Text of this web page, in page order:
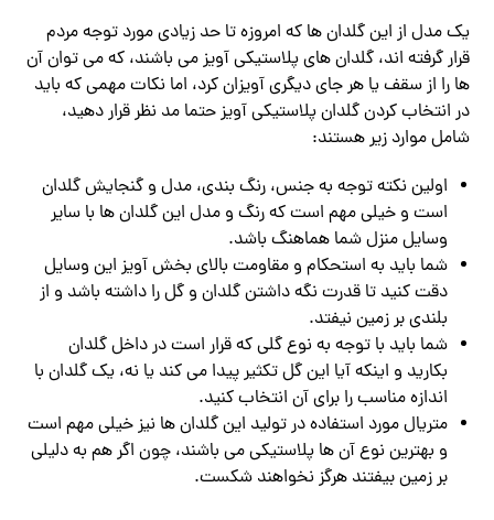
یک مدل از این گلدان ها که امروزه تا حد زیادی مورد توجه مردم
قرار گرفته اند، گلدان های پلاستیکی آویز می باشند، که می توان آن
ها را از سقف یا هر جای دیگری آویزان کرد، اما نکات مهمی که باید
در انتخاب کردن گلدان پلاستیکی آویز حتما مد نظر قرار دهید،
شامل موارد زیر هستند:
اولین نکته توجه به جنس، رنگ بندی، مدل و گنجایش گلدان
است و خیلی مهم است که رنگ و مدل این گلدان ها با سایر
وسایل منزل شما هماهنگ باشد.
شما باید به استحکام و مقاومت بالای بخش آویز این وسایل
دقت کنید تا قدرت نگه داشتن گلدان و گل را داشته باشد و از
بلندی بر زمین نیفتد.
شما باید با توجه به نوع گلی که قرار است در داخل گلدان
بکارید و اینکه آیا این گل تکثیر پیدا می کند یا نه، یک گلدان با
اندازه مناسب را برای آن انتخاب کنید.
متریال مورد استفاده در تولید این گلدان ها نیز خیلی مهم است
و بهترین نوع آن ها پلاستیکی می باشند، چون اگر هم به دلیلی
بر زمین بیفتند هرگز نخواهند شکست.